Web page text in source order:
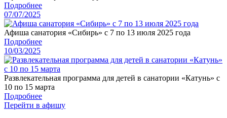
Подробнее
07/07/2025
Афиша санатория «Сибирь» с 7 по 13 июля 2025 года
Подробнее
10/03/2025
Развлекательная программа для детей в санатории «Катунь» с
10 по 15 марта
Подробнее
Перейти в афишу